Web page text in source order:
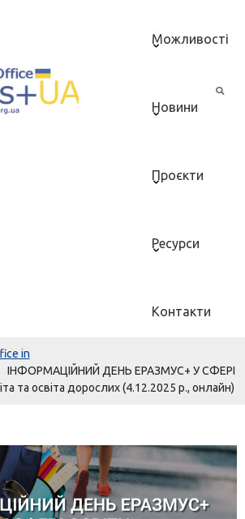
Можливості
Новини
Проєкти
Ресурси
Контакти
in
ІНФОРМАЦІЙНИЙ ДЕНЬ ЕРАЗМУС+ У СФЕРІ
та освіта дорослих (4.12.2025 р., онлайн)